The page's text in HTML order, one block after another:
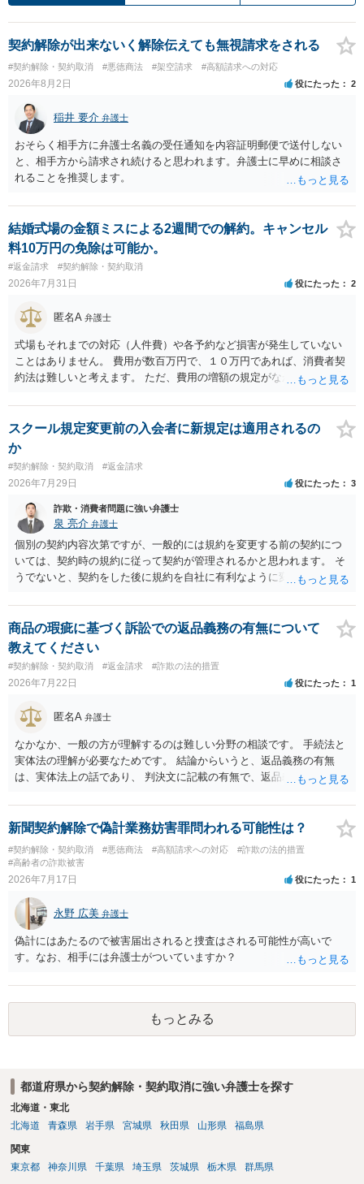
契約解除が出来ないく解除伝えても無視請求をされる
#契約解除・契約取消 #悪徳商法 #架空請求 #高額請求への対応
2026年8月2日 役にたった 2
稲井 要介 弁護士
おそらく相手方に弁護士名義の受任通知を内容証明郵便で送付しない
と、相手方から請求され続けると思われます。弁護士に早めに相談さ
れることを推奨します。
結婚式場の金額ミスによる2週間での解約。キャンセル
料10万円の免除は可能か。
#返金請求 #契約解除・契約取消
2026年7月31日 役にたった 2
匿名A 弁護士
式場もそれまでの対応（人件費）や各予約など損害が発生していない
ことはありません。 費用が数百万円で、１０万円であれば、消費者契
約法は難しいと考えます。 ただ、費用の増額の規定がなかったのに増
ということになり、解約するのは理由がないことになります。
スクール規定変更前の入会者に新規定は適用されるの
か
#契約解除・契約取消 #返金請求
2026年7月29日 役にたった 3
詐欺・消費者問題に強い弁護士
泉 亮介 弁護士
個別の契約内容次第ですが、一般的には規約を変更する前の契約につ
いては、契約時の規約に従って契約が管理されるかと思われます。 そ
うでないと、契約をした後に規約を自社に有利なように変更し、それ
る場合があるかと思われます。
商品の瑕疵に基づく訴訟での返品義務の有無について
教えてください
#契約解除・契約取消 #返金請求 #詐欺の法的措置
2026年7月22日 役にたった 1
匿名A 弁護士
なかなか、一般の方が理解するのは難しい分野の相談です。 手続法と
実体法の理解が必要なためです。 結論からいうと、返品義務の有無
は、実体法上の話であり、 判決文に記載の有無で、返品義務の有無が
品せよ」と判決文に書かれていなくても、 全額支払い判決の前提とし
て、契約不適合責任を理由に契約を解除してれば、 原状回復義務とし
て、相談者さんは、商品の返品義務を負うことになります。 ただし、
訴訟上何等かの形で、返品義務の有無が争われ争点化していたが、 結
論として、返品義務が存在しないというような判断が判決理由中で下
（信義則による主張制限）。
新聞契約解除で偽計業務妨害罪問われる可能性は？
#契約解除・契約取消 #悪徳商法 #高額請求への対応
#詐欺の法的措置
#高齢者の詐欺被害
2026年7月17日 役にたった 1
永野 広美 弁護士
偽計にはあたるので被害届出されると捜査はされる可能性が高いで
す。なお、相手には弁護士がついていますか？
もっとみる
都道府県から契約解除・契約取消に強い弁護士を探す
北海道・東北
北海道
青森県 岩手県 宮城県 秋田県 山形県 福島県
関東
東京都
神奈川県 千葉県 埼玉県 茨城県 栃木県 群馬県